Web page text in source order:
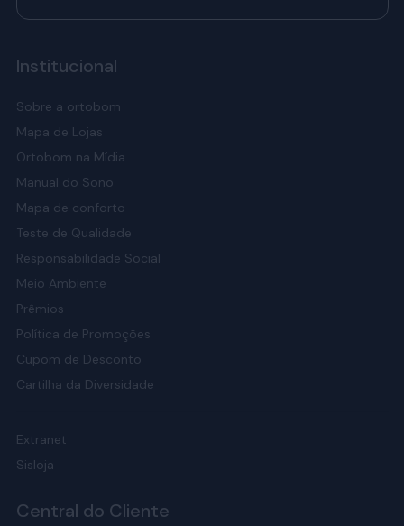
Institucional
Sobre a ortobom
Mapa de Lojas
Ortobom na Mídia
Manual do Sono
Mapa de conforto
Teste de Qualidade
Responsabilidade Social
Meio Ambiente
Prêmios
Política de Promoções
Cupom de Desconto
Cartilha da Diversidade
Extranet
Sisloja
Central do Cliente